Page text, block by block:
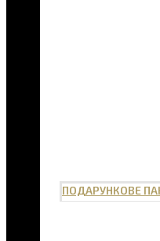
ПОДАРУНКОВЕ